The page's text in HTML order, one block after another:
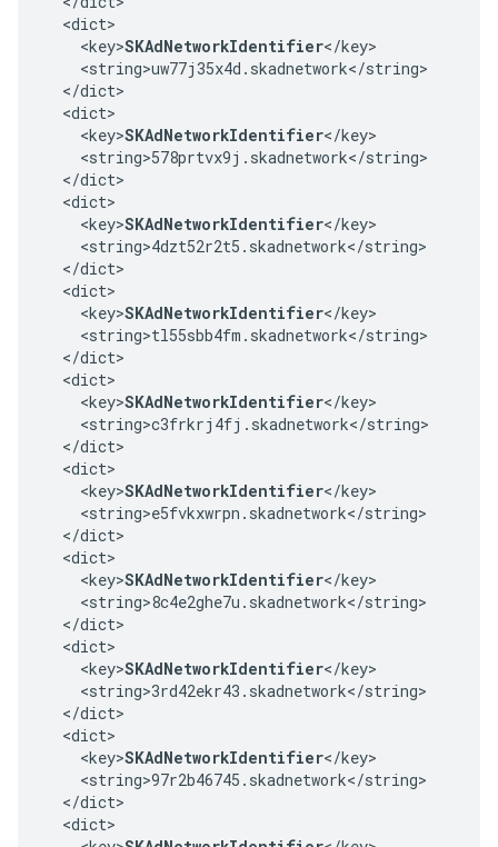
  <dict>
    <key>
SKAdNetworkIdentifier</key>
    <string>uw77j35x4d.skadnetwork</string>
  </dict>
  <dict>
    <key>
SKAdNetworkIdentifier</key>
    <string>578prtvx9j.skadnetwork</string>
  </dict>
  <dict>
    <key>
SKAdNetworkIdentifier</key>
    <string>4dzt52r2t5.skadnetwork</string>
  </dict>
  <dict>
    <key>
SKAdNetworkIdentifier</key>
    <string>tl55sbb4fm.skadnetwork</string>
  </dict>
  <dict>
    <key>
SKAdNetworkIdentifier</key>
    <string>c3frkrj4fj.skadnetwork</string>
  </dict>
  <dict>
    <key>
SKAdNetworkIdentifier</key>
    <string>e5fvkxwrpn.skadnetwork</string>
  </dict>
  <dict>
    <key>
SKAdNetworkIdentifier</key>
    <string>8c4e2ghe7u.skadnetwork</string>
  </dict>
  <dict>
    <key>
SKAdNetworkIdentifier</key>
    <string>3rd42ekr43.skadnetwork</string>
  </dict>
  <dict>
    <key>
SKAdNetworkIdentifier</key>
    <string>97r2b46745.skadnetwork</string>
  </dict>
  <dict>